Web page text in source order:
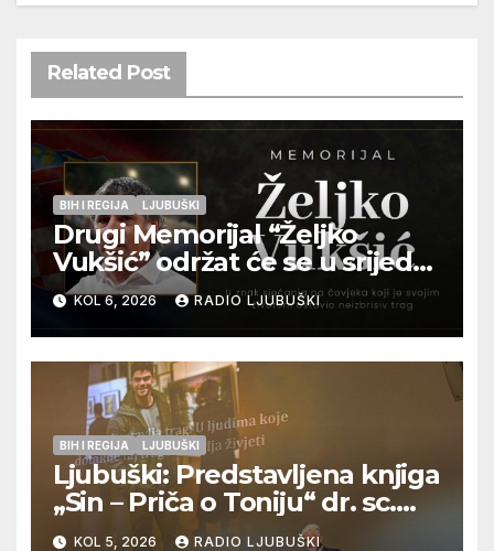
Related Post
BIH I REGIJA LJUBUŠKI
Drugi Memorijal “Željko
Vukšić” održat će se u srijedu
12. kolovoza u Otoku
KOL 6, 2026 RADIO LJUBUŠKI
BIH I REGIJA LJUBUŠKI
Ljubuški: Predstavljena knjiga
„Sin – Priča o Toniju“ dr. sc.
Zdenka Hercega
KOL 5, 2026 RADIO LJUBUŠKI